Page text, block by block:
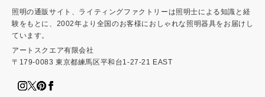
照明の通販サイト、ライティングファクトリーは照明士による知識と経
験をもとに、2002年より全国のお客様におしゃれな照明器具をお届けし
ています。
アートスクエア有限会社
〒179-0083 東京都練馬区平和台1-27-21 EAST